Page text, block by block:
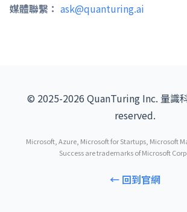
媒體聯繫： ask@quanturing.ai
© 2025-2026 QuanTuring Inc. 量識
reserved.
Microsoft, Azure, Microsoft for Startups, Microsoft
Success are trademarks of Microsoft
← 回到官網